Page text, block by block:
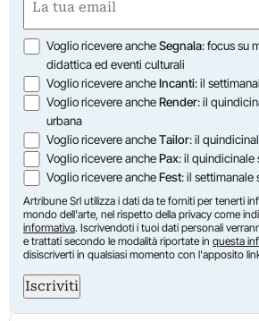
(Obbligatorio)
Opzioni
Voglio ricevere ancheSegnala: focus su
didattica ed eventi culturali
Voglio ricevere ancheIncanti: il
Voglio ricevere ancheRender: il
urbana
Voglio ricevere ancheTailor: il
Voglio ricevere anchePax: il quindicinale
Voglio ricevere ancheFest: il settimanale
Artribune Srl utilizza i dati da te forniti per tenerti
mondo dell'arte, nel rispetto della privacy come
informativa. Iscrivendoti i tuoi dati personali
e trattati secondo le modalità riportate in questa
disiscriverti in qualsiasi momento con l'apposito
Iscriviti